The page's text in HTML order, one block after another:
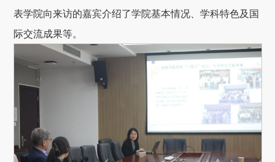
表学院向来访的嘉宾介绍了学院基本情况、学科特色及国
际交流成果等。